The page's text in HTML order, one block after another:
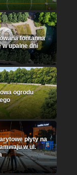
fontanna
w upalne dni
ogrodu
płyty na
w ul.